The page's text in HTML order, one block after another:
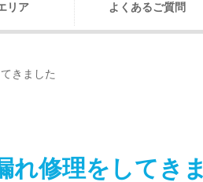
リア よくあるご質問
きました
れ修理をしてきま